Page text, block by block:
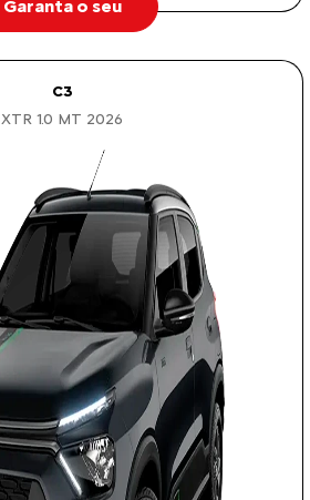
Garanta o seu
C3
XTR 1.0 MT 2026